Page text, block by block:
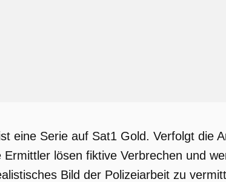
eine Serie auf Sat1 Gold. Verfolgt die
lösen fiktive Verbrechen und
Bild der Polizeiarbeit zu